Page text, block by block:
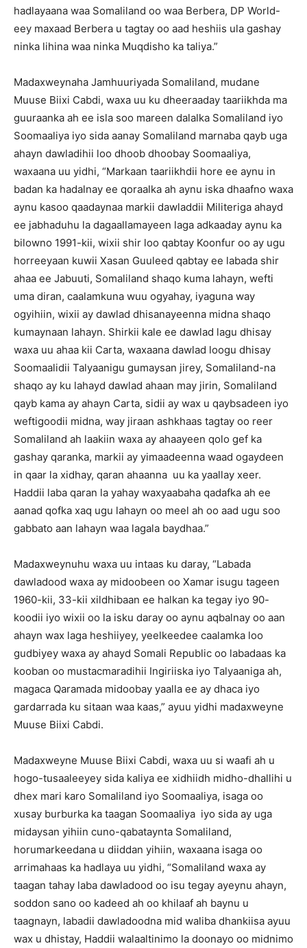
hadlayaana waa Somaliland oo waa Berbera, DP World-
eey maxaad Berbera u tagtay oo aad heshiis ula gashay
ninka lihina waa ninka Muqdisho ka taliya.”
Madaxweynaha Jamhuuriyada Somaliland, mudane
Muuse Biixi Cabdi, waxa uu ku dheeraaday taariikhda ma
guuraanka ah ee isla soo mareen dalalka Somaliland iyo
Soomaaliya iyo sida aanay Somaliland marnaba qayb uga
ahayn dawladihii loo dhoob dhoobay Soomaaliya,
waxaana uu yidhi, “Markaan taariikhdii hore ee aynu in
badan ka hadalnay ee qoraalka ah aynu iska dhaafno waxa
aynu kasoo qaadaynaa markii dawladdii Militeriga ahayd
ee jabhaduhu la dagaallamayeen laga adkaaday aynu ka
bilowno 1991-kii, wixii shir loo qabtay Koonfur oo ay ugu
horreeyaan kuwii Xasan Guuleed qabtay ee labada shir
ahaa ee Jabuuti, Somaliland shaqo kuma lahayn, wefti
uma diran, caalamkuna wuu ogyahay, iyaguna way
ogyihiin, wixii ay dawlad dhisanayeenna midna shaqo
kumaynaan lahayn. Shirkii kale ee dawlad lagu dhisay
waxa uu ahaa kii Carta, waxaana dawlad loogu dhisay
Soomaalidii Talyaanigu gumaysan jirey, Somaliland-na
shaqo ay ku lahayd dawlad ahaan may jirin, Somaliland
qayb kama ay ahayn Carta, sidii ay wax u qaybsadeen iyo
weftigoodii midna, way jiraan ashkhaas tagtay oo reer
Somaliland ah laakiin waxa ay ahaayeen qolo gef ka
gashay qaranka, markii ay yimaadeenna waad ogaydeen
in qaar la xidhay, qaran ahaanna uu ka yaallay xeer.
Haddii laba qaran la yahay waxyaabaha qadafka ah ee
aanad qofka xaq ugu lahayn oo meel ah oo aad ugu soo
gabbato aan lahayn waa lagala baydhaa.”
Madaxweynuhu waxa uu intaas ku daray, “Labada
dawladood waxa ay midoobeen oo Xamar isugu tageen
1960-kii, 33-kii xildhibaan ee halkan ka tegay iyo 90-
koodii iyo wixii oo la isku daray oo aynu aqbalnay oo aan
ahayn wax laga heshiiyey, yeelkeedee caalamka loo
gudbiyey waxa ay ahayd Somali Republic oo labadaas ka
kooban oo mustacmaradihii Ingiriiska iyo Talyaaniga ah,
magaca Qaramada midoobay yaalla ee ay dhaca iyo
gardarrada ku sitaan waa kaas,” ayuu yidhi madaxweyne
Muuse Biixi Cabdi.
Madaxweyne Muuse Biixi Cabdi, waxa uu si waafi ah u
hogo-tusaaleeyey sida kaliya ee xidhiidh midho-dhallihi u
dhex mari karo Somaliland iyo Soomaaliya, isaga oo
xusay burburka ka taagan Soomaaliya iyo sida ay uga
midaysan yihiin cuno-qabataynta Somaliland,
horumarkeedana u diiddan yihiin, waxaana isaga oo
arrimahaas ka hadlaya uu yidhi, “Somaliland waxa ay
taagan tahay laba dawladood oo isu tegay ayeynu ahayn,
soddon sano oo kadeed ah oo khilaaf ah baynu u
taagnayn, labadii dawladoodna mid waliba dhankiisa ayuu
wax u dhistay, Haddii walaaltinimo la doonayo oo midnimo